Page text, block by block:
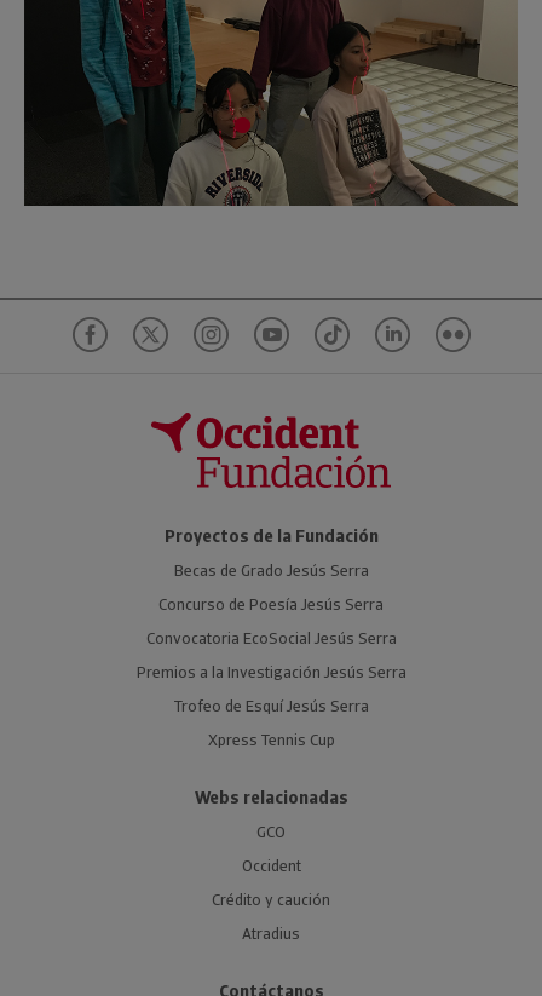
Proyectos de la Fundación
Becas de Grado Jesús Serra
Concurso de Poesía Jesús Serra
Convocatoria EcoSocial Jesús Serra
Premios a la Investigación Jesús Serra
Trofeo de Esquí Jesús Serra
Xpress Tennis Cup
Webs relacionadas
GCO
Occident
Crédito y caución
Atradius